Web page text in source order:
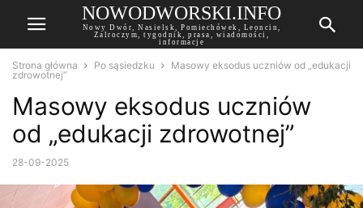
NOWODWORSKI.INFO
Nowy Dwór, Nasielsk, Pomiechówek, Leoncin,
Zalroczym, tygodnik, prasa, wiadomości,
informacje
Strona główna Po sąsiedzku
Masowy eksodus uczniów od „edukacji
zdrowotnej”
Masowy eksodus uczniów
od „edukacji zdrowotnej”
28-09-2025